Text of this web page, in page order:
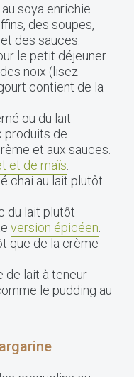
soya enrichie
des soupes,
des sauces.
le petit déjeuner
noix (lisez
contient de la
ou du lait
produits de
et aux sauces.
et de maïs
chai au lait plutôt
du lait plutôt
version épicéen
que de la crème
de lait à teneur
le pudding au